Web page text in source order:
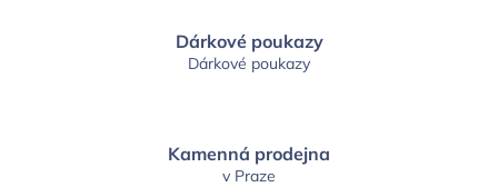
Dárkové poukazy
Dárkové poukazy
Kamenná prodejna
v Praze